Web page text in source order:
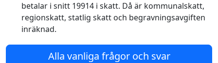
betalar i snitt 19914 i skatt. Då är kommunalskatt,
regionskatt, statlig skatt och begravningsavgiften
inräknad.
Alla vanliga frågor och svar